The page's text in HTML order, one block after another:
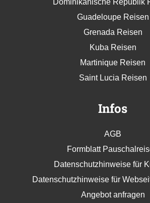
Dominica Reisen
Dominikanische Republik
Guadeloupe Reisen
Grenada Reisen
Kuba Reisen
Martinique Reisen
Infos
AGB
Formblatt
Datenschutzhinweise für
Datenschutzhinweise für